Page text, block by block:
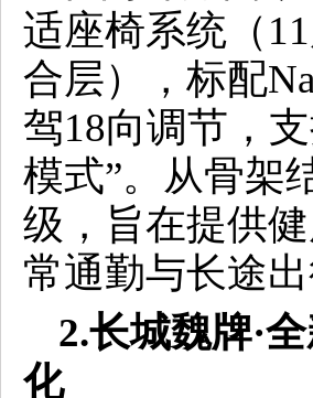
适座椅系统（
合层），标配
驾18向调节，
模式”。从骨架
级，旨在提供
常通勤与长途出
2.长城魏牌·
化